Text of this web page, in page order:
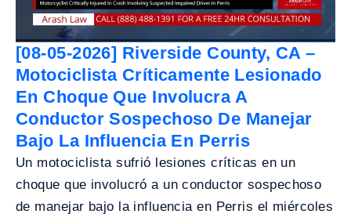
[08-05-2026] Riverside County, CA –
Motociclista Críticamente Lesionado
En Choque Que Involucra A
Conductor Sospechoso De Manejar
Bajo La Influencia En Perris
Un motociclista sufrió lesiones críticas en un
choque que involucró a un conductor sospechoso
de manejar bajo la influencia en Perris el miércoles